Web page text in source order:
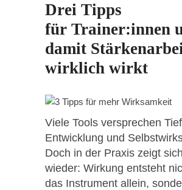
Drei Tipps
für Trainer:innen
damit
wirklich wirkt
Viele Tools versprechen
Entwicklung und
Doch in der Praxis zeigt
wieder: Wirkung entsteht
das Instrument allein,